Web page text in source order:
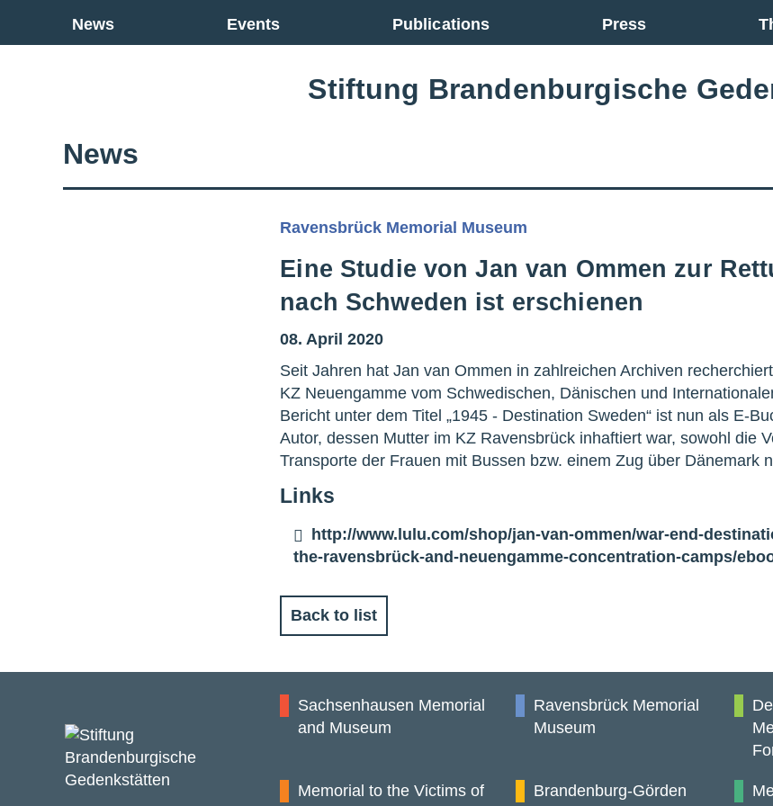
News Events Publications Press
Go back to overview
Stiftung Brandenburgische
News
Ravensbrück Memorial Museum
Eine Studie von Jan van Ommen zur
nach Schweden ist erschienen
08. April 2020
Seit Jahren hat Jan van Ommen in zahlreichen Archiven
KZ Neuengamme vom Schwedischen, Dänischen und
Bericht unter dem Titel „1945 - Destination Sweden“ ist nun als E-
Autor, dessen Mutter im KZ Ravensbrück inhaftiert war, sowohl die
Transporte der Frauen mit Bussen bzw. einem Zug über Dänemark
Links
http://www.lulu.com/shop/jan-van-ommen/war-end-
the-ravensbrück-and-neuengamme-concentration-camps/
Back to list
Sachsenhausen Memorial
and Museum
Ravensbrück Memorial
Museum
Memorial to the Victims of
Brandenburg-Görden